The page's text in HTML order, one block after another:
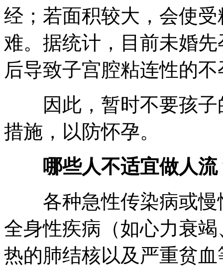
经；若面积较大，会使
难。据统计，目前未婚
后导致子宫腔粘连性的
因此，暂时不要孩子
措施，以防怀孕。
哪些人不适宜做人流
各种急性传染病或慢
全身性疾病（如心力衰
热的肺结核以及严重贫